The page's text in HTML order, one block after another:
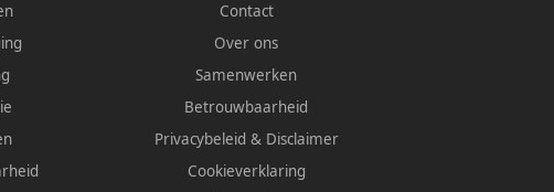
Contact
Over ons
Samenwerken
Betrouwbaarheid
Privacybeleid & Disclaimer
Cookieverklaring